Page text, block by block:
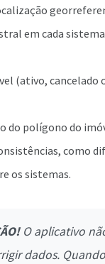
em cada sistema
(ativo, cancelado
do polígono do
como
os sistemas.
O aplicativo
dados.